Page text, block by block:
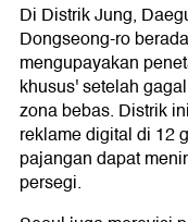
Di Distrik Jung,
Dongseong-ro
mengupayakan
khusus' setelah
zona bebas. Distrik
reklame digital di 12
pajangan dapat
persegi.